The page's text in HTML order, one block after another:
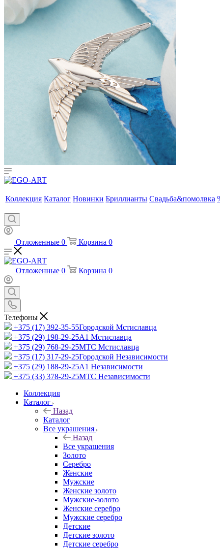
Коллекция Каталог Новинки Бриллианты Свадьба&помолвка
Отложенные 0 Корзина 0
Отложенные 0 Корзина 0
Телефоны
+375 (17) 392-35-55Городской Мстиславца
+375 (29) 198-29-25A1 Мстиславца
+375 (29) 768-29-25МТС Мстиславца
+375 (17) 317-29-25Городской Независимости
+375 (29) 188-29-25A1 Независимости
+375 (33) 378-29-25МТС Независимости
Коллекция
Каталог
Назад
Каталог
Все украшения
Назад
Все украшения
Золото
Серебро
Женские
Мужские
Женские золото
Мужские-золото
Женские серебро
Мужские серебро
Детские
Детские золото
Детские серебро